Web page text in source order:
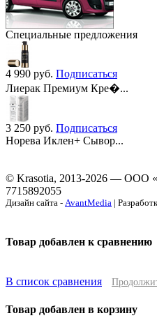
Специальные предложения
4 990 руб. Подписаться
Лиерак Премиум Кре�...
3 250 руб. Подписаться
Норева Иклен+ Сывор...
© Krasotia, 2013-2026 — ООО
7715892055
Дизайн сайта - AvantMedia |
Товар добавлен к сравнению
В список сравнения
Товар добавлен в корзину